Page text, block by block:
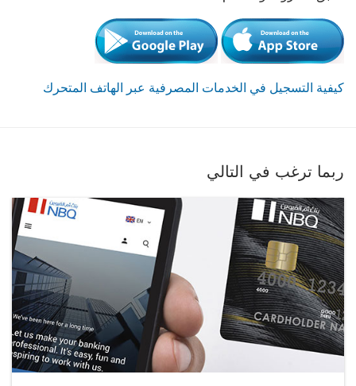
كيفية التسجيل في الخدمات المصرفية عبر الهاتف المتحرك
ربما ترغب في التالي